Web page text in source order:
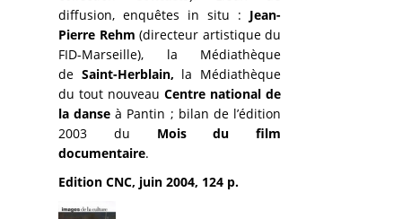
diffusion, enquêtes in situ : Jean-
Pierre Rehm(directeur artistique du
FID-Marseille), la Médiathèque
de Saint-Herblain, la Médiathèque
du tout nouveauCentre national de
la danse à Pantin ; bilan de l’édition
2003 du Mois du film
documentaire.
Edition CNC, juin 2004, 124 p.